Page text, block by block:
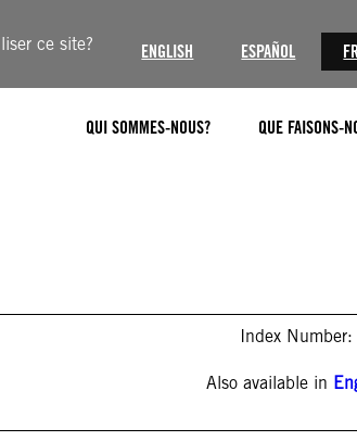
ce site? ENGLISH ESPAÑOL
QUI SOMMES-NOUS? QUE FAISONS-
Index
Also available in